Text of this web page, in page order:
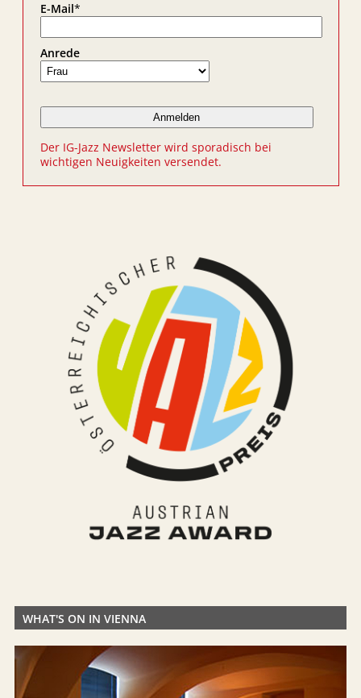
E-Mail*
Anrede
Der IG-Jazz Newsletter wird sporadisch bei
wichtigen Neuigkeiten versendet.
WHAT'S ON IN VIENNA